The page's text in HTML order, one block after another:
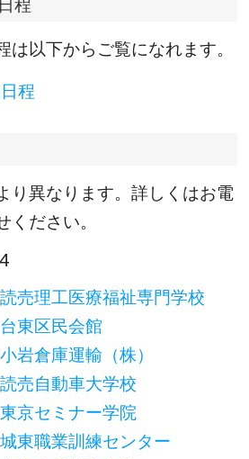
程
は以下からご覧になれます。
程
り異なります。詳しくはお電
ください。
読売理工医療福祉専門学校
台東区民会館
小岩倉庫運輸（株）
読売自動車大学校
東京セミナー学院
城東職業訓練センター